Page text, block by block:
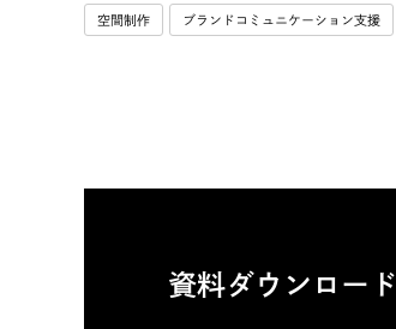
空間制作 ブランドコミュニケーション支援
資料ダウンロード